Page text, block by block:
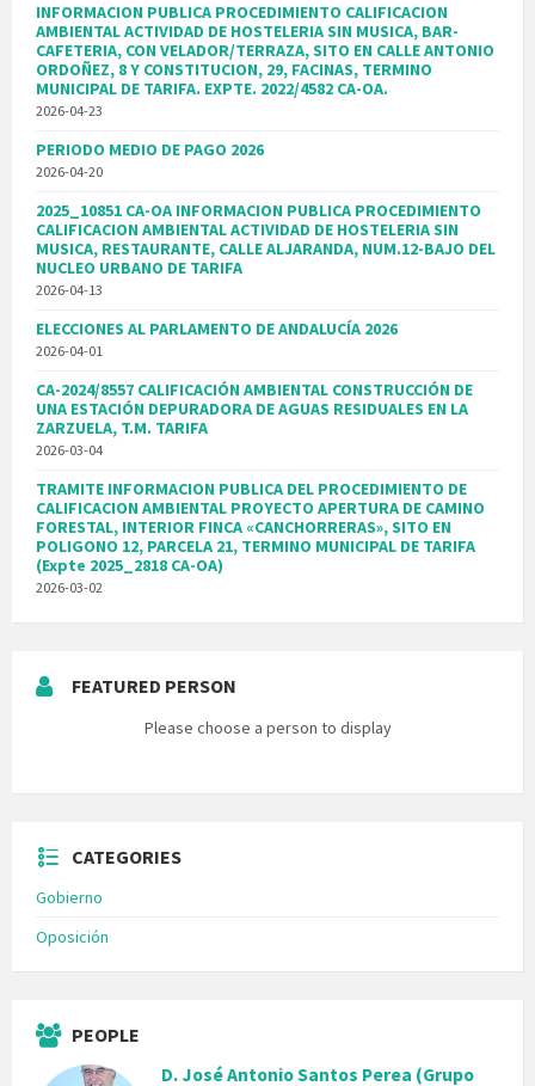
INFORMACION PUBLICA PROCEDIMIENTO CALIFICACION
AMBIENTAL ACTIVIDAD DE HOSTELERIA SIN MUSICA, BAR-
CAFETERIA, CON VELADOR/TERRAZA, SITO EN CALLE ANTONIO
ORDOÑEZ, 8 Y CONSTITUCION, 29, FACINAS, TERMINO
MUNICIPAL DE TARIFA. EXPTE. 2022/4582 CA-OA.
2026-04-23
PERIODO MEDIO DE PAGO 2026
2026-04-20
2025_10851 CA-OA INFORMACION PUBLICA PROCEDIMIENTO
CALIFICACION AMBIENTAL ACTIVIDAD DE HOSTELERIA SIN
MUSICA, RESTAURANTE, CALLE ALJARANDA, NUM.12-BAJO DEL
NUCLEO URBANO DE TARIFA
2026-04-13
ELECCIONES AL PARLAMENTO DE ANDALUCÍA 2026
2026-04-01
CA-2024/8557 CALIFICACIÓN AMBIENTAL CONSTRUCCIÓN DE
UNA ESTACIÓN DEPURADORA DE AGUAS RESIDUALES EN LA
ZARZUELA, T.M. TARIFA
2026-03-04
TRAMITE INFORMACION PUBLICA DEL PROCEDIMIENTO DE
CALIFICACION AMBIENTAL PROYECTO APERTURA DE CAMINO
FORESTAL, INTERIOR FINCA «CANCHORRERAS», SITO EN
POLIGONO 12, PARCELA 21, TERMINO MUNICIPAL DE TARIFA
(Expte 2025_2818 CA-OA)
2026-03-02
FEATURED PERSON
Please choose a person to display
CATEGORIES
Gobierno
Oposición
PEOPLE
D. José Antonio Santos Perea (Grupo